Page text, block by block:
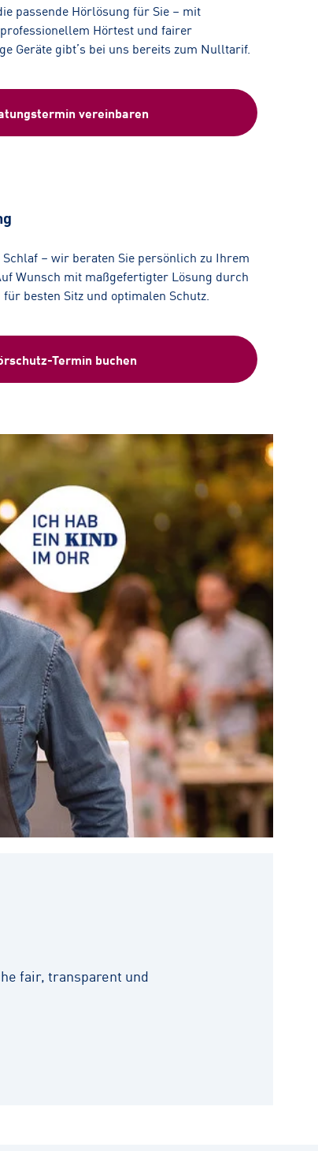
passende Hörlösung für Sie – mit
Hörtest und fairer
Geräte gibt’s bei uns bereits zum Nulltarif.
vereinbaren
– wir beraten Sie persönlich zu Ihrem
Wunsch mit maßgefertigter Lösung durch
besten Sitz und optimalen Schutz.
Termin buchen
fair, transparent und